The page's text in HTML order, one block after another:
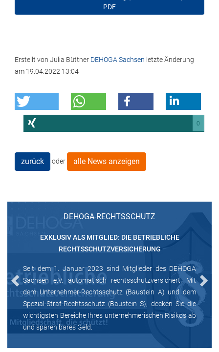
PDF
Erstellt von Julia Büttner DEHOGA Sachsen letzte Änderung
am 19.04.2022 13:04
0
zurück oder alle News anzeigen
DEHOGA-RECHTSSCHUTZ
EXKLUSIV ALS MITGLIED: DIE BETRIEBLICHE
RECHTSSCHUTZVERSICHERUNG
Seit dem 1. Januar 2023 sind Mitglieder des DEHOGA
Sachsen e.V. automatisch rechtsschutzversichert. Mit
dem Unternehmer-Rechtsschutz (Baustein A) und dem
Spezial-Straf-Rechtsschutz (Baustein S), decken Sie die
wichtigsten Bereiche Ihres unternehmerischen Risikos ab
und sparen bares Geld.
Previous Next